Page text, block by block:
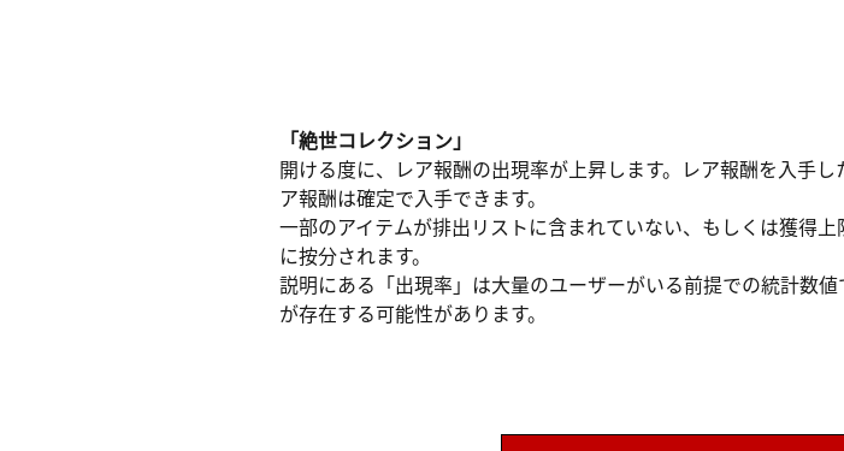
「絶世コレクション」
開ける度に、レア報酬の出現率が上昇します。レア報酬を入手
ア報酬は確定で入手できます。
一部のアイテムが排出リストに含まれていない、もしくは獲得
に按分されます。
説明にある「出現率」は大量のユーザーがいる前提での統計数
が存在する可能性があります。